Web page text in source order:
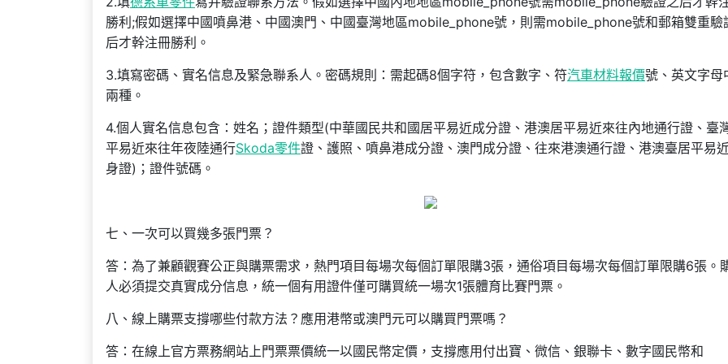
勝利;假如選擇中國噴鼻港、中國澳門、中國臺灣地區mobile_phone號，則需mobile_phone號和郵箱雙重驗
后才幹注冊勝利。
3.填寫密碼、實名信息及緊急聯系人。密碼規則：需起碼8個字符，包含數字、符汽車材料報價號、英文字母
兩種。
4.個人實名信息包含：姓名；證件類型(中華國民共和國居平易近成分證、港澳居平易近來往內地通行證、臺
平易近來往年夜陸通行Skoda零件證、護照、噴鼻港成分證、澳門成分證、往來港澳通行證、港澳臺居平易
身證)；證件號碼。
七、一次可以買幾多張門票？
答：為了兼顧觀賽公正與購票需求，熱門項目每場次每個訂單限購3張，通俗項目每場次每個訂單限購6張。
人必須提交真實成分信息，統一個有用證件僅可購買統一場次1張體育比賽門票。
八、線上購票支撐哪些付款方法？應用港幣或澳門元可以購買門票嗎？
答：在線上官方票務網站上門票票價統一以國民幣定價，支撐應用付出寶、微信、銀聯卡、數字國民幣和